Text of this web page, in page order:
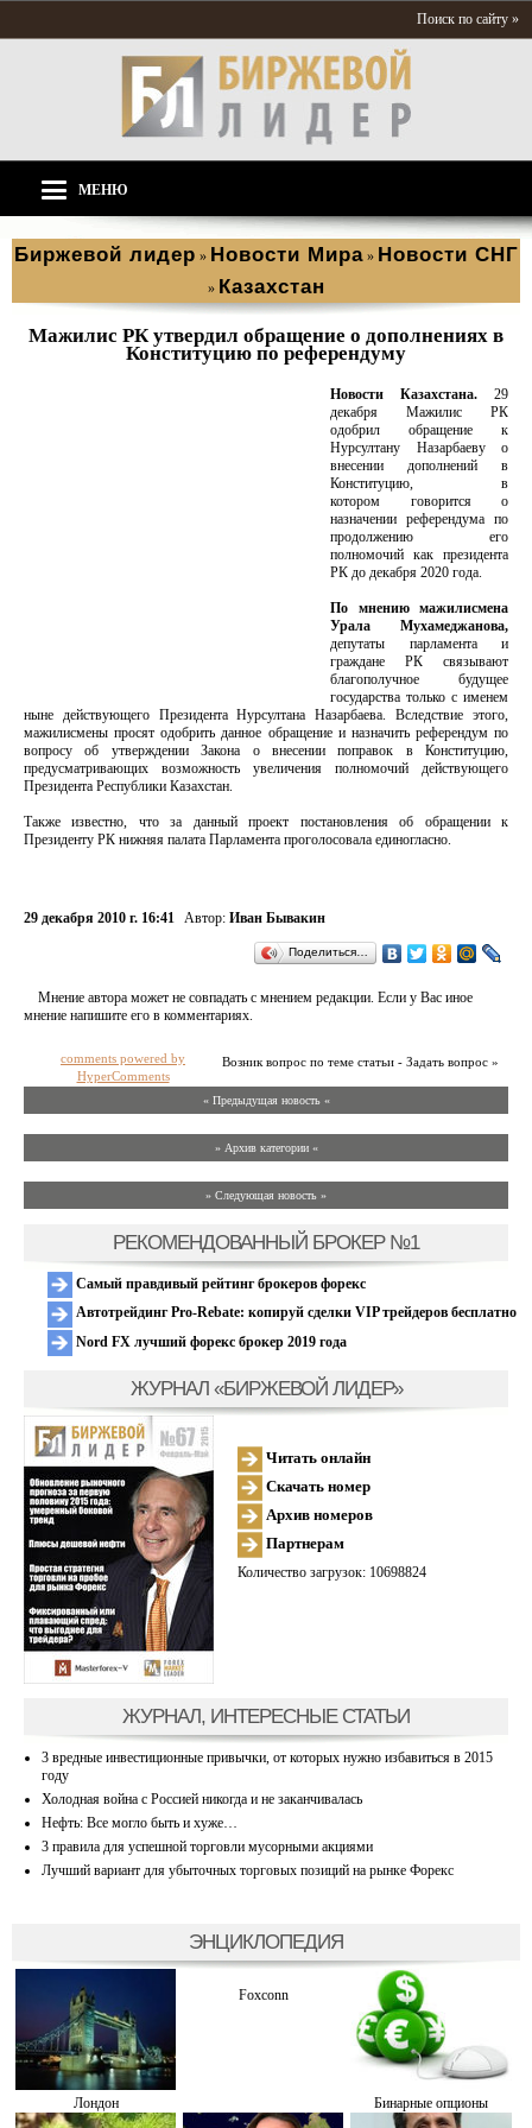
Поиск по сайту »
МЕНЮ
Биржевой лидер » Новости Мира » Новости СНГ
» Казахстан
Мажилис РК утвердил обращение о дополнениях в
Конституцию по референдуму
Новости Казахстана. 29
декабря Мажилис РК
одобрил обращение к
Нурсултану Назарбаеву о
внесении дополнений в
Конституцию, в
котором говорится о
назначении референдума по
продолжению его
полномочий как президента
РК до декабря 2020 года.
По мнению мажилисмена
Урала Мухамеджанова,
депутаты парламента и
граждане РК связывают
благополучное будущее
государства только с именем
ныне действующего Президента Нурсултана Назарбаева. Вследствие этого,
мажилисмены просят одобрить данное обращение и назначить референдум по
вопросу об утверждении Закона о внесении поправок в Конституцию,
предусматривающих возможность увеличения полномочий действующего
Президента Республики Казахстан.
Также известно, что за данный проект постановления об обращении к
Президенту РК нижняя палата Парламента проголосовала единогласно.
29 декабря 2010 г. 16:41 Автор: Иван Бывакин
Поделиться…
Мнение автора может не совпадать с мнением редакции. Если у Вас иное
мнение напишите его в комментариях.
Возник вопрос по теме статьи - Задать вопрос »
comments powered by
HyperComments
« Предыдущая новость «
» Архив категории «
» Следующая новость »
РЕКОМЕНДОВАННЫЙ БРОКЕР №1
Самый правдивый рейтинг брокеров форекс
Автотрейдинг Pro-Rebate: копируй сделки VIP трейдеров бесплатно
Nord FX лучший форекс брокер 2019 года
ЖУРНАЛ «БИРЖЕВОЙ ЛИДЕР»
Читать онлайн
Скачать номер
Архив номеров
Партнерам
Количество загрузок: 10698824
ЖУРНАЛ, ИНТЕРЕСНЫЕ СТАТЬИ
3 вредные инвестиционные привычки, от которых нужно избавиться в 2015
году
Холодная война с Россией никогда и не заканчивалась
Нефть: Все могло быть и хуже…
3 правила для успешной торговли мусорными акциями
Лучший вариант для убыточных торговых позиций на рынке Форекс
ЭНЦИКЛОПЕДИЯ
Лондон
Foxconn
Бинарные опционы